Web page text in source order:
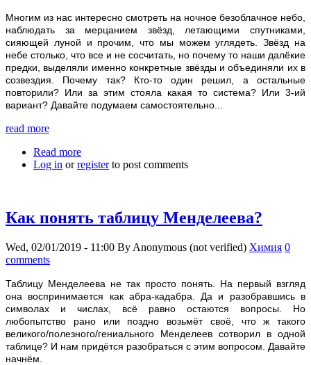
Многим из нас интересно смотреть на ночное безоблачное небо,
наблюдать за мерцанием звёзд, летающими спутниками,
сияющей луной и прочим, что мы можем углядеть. Звёзд на
небе столько, что все и не сосчитать, но почему то наши далёкие
предки, выделяли именно конкретные звёзды и объединяли их в
созвездия. Почему так? Кто-то один решил, а остальные
повторили? Или за этим стояла какая то система? Или 3-ий
вариант? Давайте подумаем самостоятельно...
read more
Read more
Log in orregisterto post comments
Как понять таблицу Менделеева?
Wed, 02/01/2019 - 11:00 By Anonymous (not verified) Химия 0
comments
Таблицу Менделеева не так просто понять. На первый взгляд
она воспринимается как абра-кадабра. Да и разобравшись в
символах и числах, всё равно остаются вопросы. Но
любопытство рано или поздно возьмёт своё, что ж такого
великого/полезного/гениального Менделеев сотворил в одной
таблице? И нам придётся разобраться с этим вопросом. Давайте
начнём.